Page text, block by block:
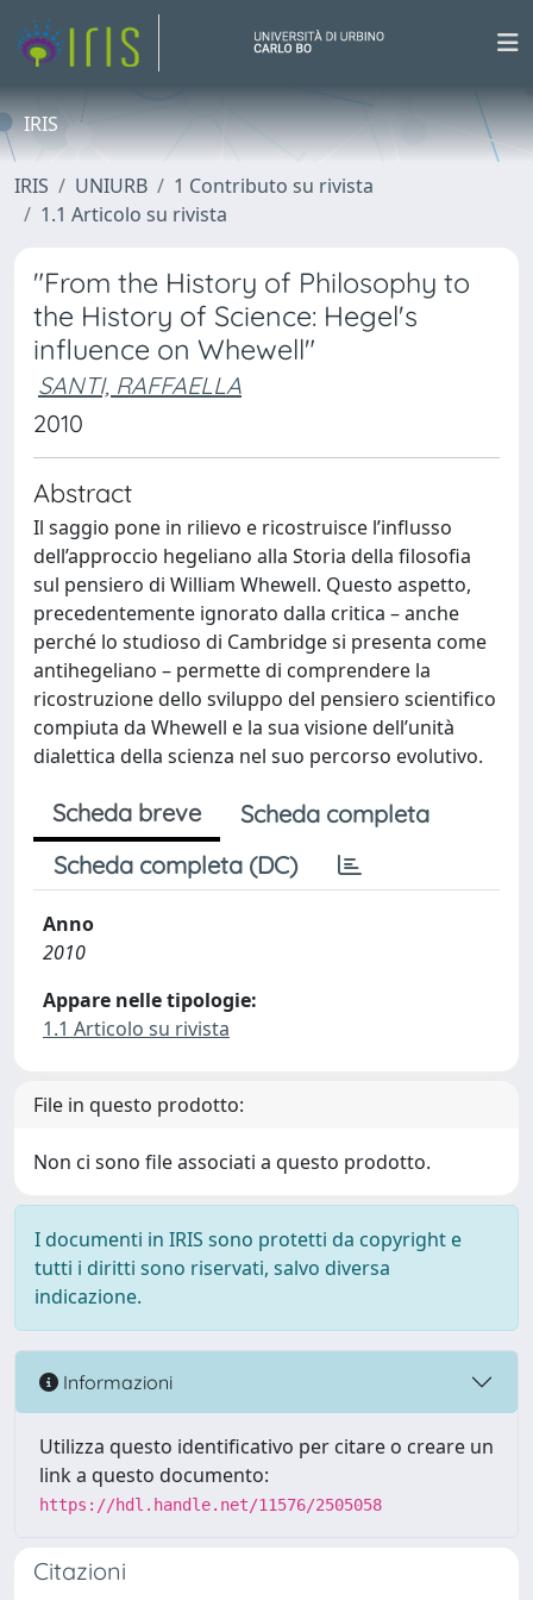
IRIS
IRIS UNIURB
1 Contributo su rivista
1.1 Articolo su rivista
"From the History of Philosophy to
the History of Science: Hegel's
influence on Whewell"
SANTI, RAFFAELLA
2010
Abstract
Il saggio pone in rilievo e ricostruisce l’influsso
dell’approccio hegeliano alla Storia della filosofia
sul pensiero di William Whewell. Questo aspetto,
precedentemente ignorato dalla critica – anche
perché lo studioso di Cambridge si presenta come
antihegeliano – permette di comprendere la
ricostruzione dello sviluppo del pensiero scientifico
compiuta da Whewell e la sua visione dell’unità
dialettica della scienza nel suo percorso evolutivo.
Scheda breve
Scheda completa
Scheda completa (DC)
Anno
2010
Appare nelle tipologie:
1.1 Articolo su rivista
File in questo prodotto:
Non ci sono file associati a questo prodotto.
I documenti in IRIS sono protetti da copyright e
tutti i diritti sono riservati, salvo diversa
indicazione.
Informazioni
Utilizza questo identificativo per citare o creare un
link a questo documento:
https://hdl.handle.net/11576/2505058
Citazioni